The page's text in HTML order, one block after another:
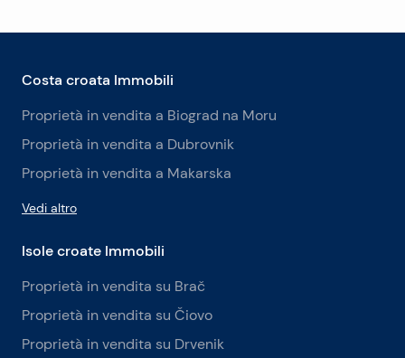
Costa croata Immobili
Proprietà in vendita a Biograd na Moru
Proprietà in vendita a Dubrovnik
Proprietà in vendita a Makarska
Vedi altro
Isole croate Immobili
Proprietà in vendita su Brač
Proprietà in vendita su Čiovo
Proprietà in vendita su Drvenik